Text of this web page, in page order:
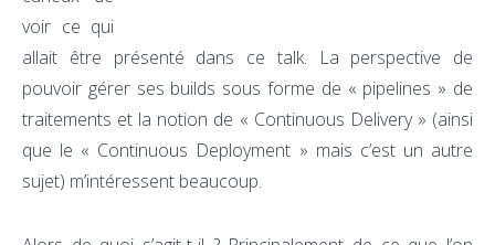
voir ce qui
allait être présenté dans ce talk. La perspective de
pouvoir gérer ses builds sous forme de « pipelines » de
traitements et la notion de « Continuous Delivery » (ainsi
que le « Continuous Deployment » mais c’est un autre
sujet) m’intéressent beaucoup.